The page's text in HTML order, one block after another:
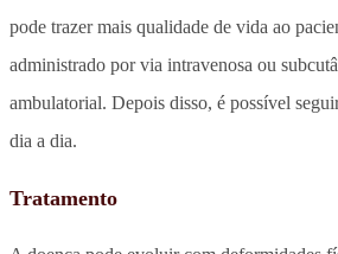
pode trazer mais qualidade de vida ao
administrado por via intravenosa ou
ambulatorial. Depois disso, é possível
dia a dia.
Tratamento